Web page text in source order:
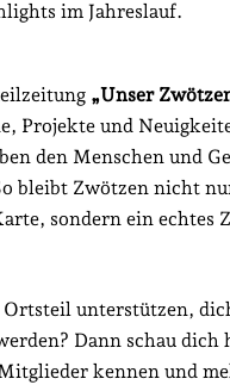
im Jahreslauf.
„Unser
Projekte und
den Menschen und
bleibt Zwötzen nicht
sondern ein echtes
unterstützen,
Dann schau dich
kennen und